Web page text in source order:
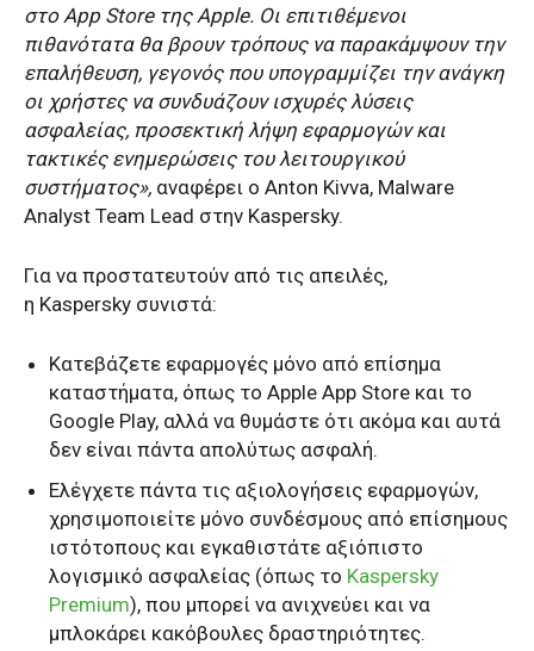
στο App Storeτης Apple. Οι επιτιθέμενοι
πιθανότατα θα βρουν τρόπους να παρακάμψουν την
επαλήθευση, γεγονός που υπογραμμίζει την ανάγκη
οι χρήστες να συνδυάζουν ισχυρές λύσεις
ασφαλείας, προσεκτική λήψη εφαρμογών και
τακτικές ενημερώσεις του λειτουργικού
συστήματος», αναφέρει ο Anton Kivva, Malware
Analyst Team Lead στην Kaspersky.
Για να προστατευτούν από τις απειλές,
η Kaspersky συνιστά:
Κατεβάζετε εφαρμογές μόνο από επίσημα
καταστήματα, όπως το Apple App Store και το
Google Play, αλλά να θυμάστε ότι ακόμα και αυτά
δεν είναι πάντα απολύτως ασφαλή.
Ελέγχετε πάντα τις αξιολογήσεις εφαρμογών,
χρησιμοποιείτε μόνο συνδέσμους από επίσημους
ιστότοπους και εγκαθιστάτε αξιόπιστο
λογισμικό ασφαλείας (όπως το Kaspersky
Premium), που μπορεί να ανιχνεύει και να
μπλοκάρει κακόβουλες δραστηριότητες.